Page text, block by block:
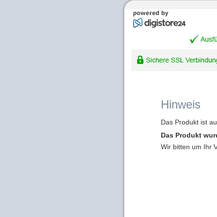
Hinweis
Das Produkt ist
Das Produkt
Wir bitten um Ihr